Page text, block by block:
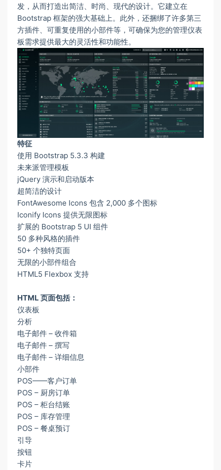
发，从而打造出简洁、时尚、现代的设计。它建立在
Bootstrap 框架的强大基础上。此外，还捆绑了许多第三
方插件、可重复使用的小部件等，可确保为您的管理仪表
板需求提供最大的灵活性和功能性。
特征
使用 Bootstrap 5.3.3 构建
未来派管理模板
jQuery 演示和启动版本
超简洁的设计
FontAwesome Icons 包含 2,000 多个图标
Iconify Icons 提供无限图标
扩展的 Bootstrap 5 UI 组件
50 多种风格的插件
50+ 个独特页面
无限的小部件组合
HTML5 Flexbox 支持
HTML 页面包括：
仪表板
分析
电子邮件 – 收件箱
电子邮件 – 撰写
电子邮件 – 详细信息
小部件
POS——客户订单
POS – 厨房订单
POS – 柜台结账
POS – 库存管理
POS – 餐桌预订
引导
按钮
卡片